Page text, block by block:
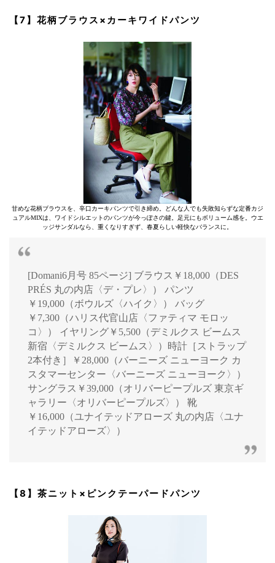
【7】花柄ブラウス×カーキワイドパンツ
甘めな花柄ブラウスを、辛口カーキパンツで引き締め。どんな人でも失敗知らずな定番カジ
ュアルMIXは、ワイドシルエットのパンツが今っぽさの鍵。足元にもボリューム感を。ウエ
ッジサンダルなら、重くなりすぎず、春夏らしい軽快なバランスに。
[Domani6月号 85ページ] ブラウス￥18,000（DES
PRÉS 丸の内店〈デ・プレ〉） パンツ
￥19,000（ボウルズ〈ハイク〉） バッグ
￥7,300（ハリス代官山店〈ファティマ モロッ
コ〉） イヤリング￥5,500（デミルクス ビームス
新宿〈デミルクス ビームス〉）時計［ストラップ
2本付き］￥28,000（バーニーズ ニューヨーク カ
スタマーセンター〈バーニーズ ニューヨーク〉）
サングラス￥39,000（オリバーピープルズ 東京ギ
ャラリー〈オリバーピープルズ〉） 靴
￥16,000（ユナイテッドアローズ 丸の内店〈ユナ
イテッドアローズ〉）
【8】茶ニット×ピンクテーパードパンツ